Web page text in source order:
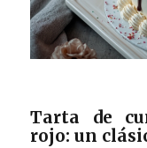
Tarta de
rojo: un